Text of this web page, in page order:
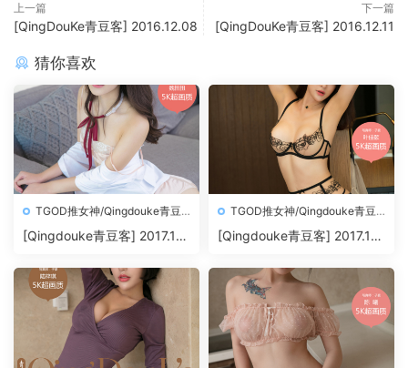
上一篇
[QingDouKe青豆客] 2016.12.08
下一篇
[QingDouKe青豆客] 2016.12.11
猜你喜欢
TGOD推女神/Qingdouke青豆
客
[Qingdouke青豆客] 2017.11.
TGOD推女神/Qingdouke青豆
客
[Qingdouke青豆客] 2017.11.